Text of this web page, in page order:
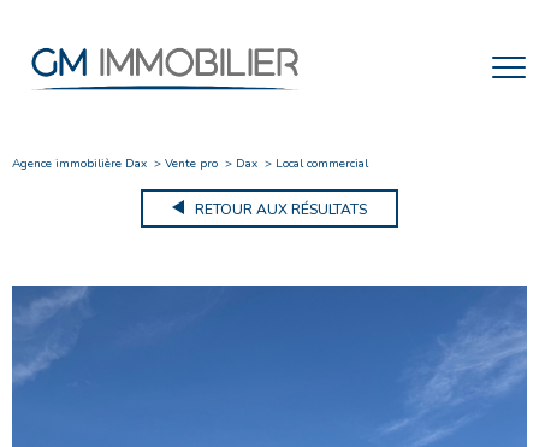
Agence immobilière Dax Vente pro Dax Local commercial
RETOUR AUX RÉSULTATS